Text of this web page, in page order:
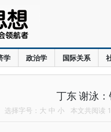
学 政治学 国际关系
丁东 谢泳
选择字号： 大 中 小 本文共阅读